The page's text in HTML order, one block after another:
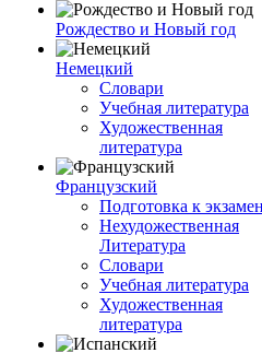
Рождество и Новый год
Немецкий
Словари
Учебная литература
Художественная
литература
Французский
Подготовка к
Нехудожественная
Литература
Словари
Учебная литература
Художественная
литература